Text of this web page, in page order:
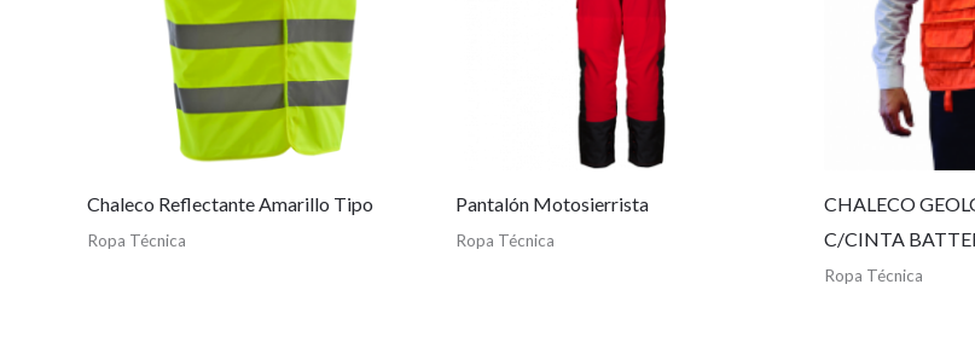
Chaleco Reflectante Amarillo Tipo
Ropa Técnica
Pantalón Motosierrista
Ropa Técnica
CHALECO
C/CINTA
Ropa Técnica